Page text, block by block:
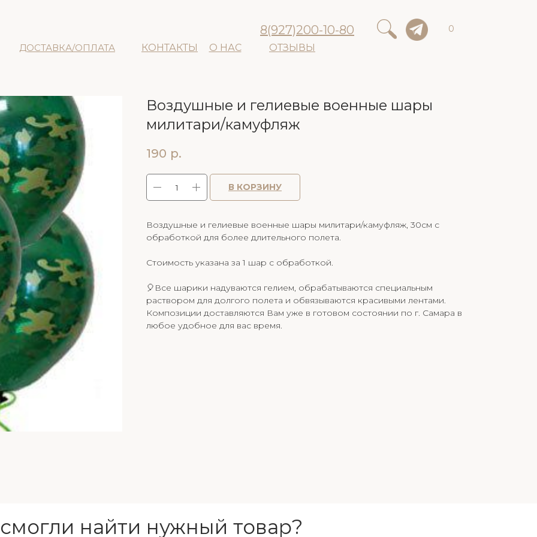
ДОСТАВКА/ОПЛАТА КОНТАКТЫ О НАС ОТЗЫВЫ
8(927)200-10-80 0
Воздушные и гелиевые военные шары
милитари/камуфляж
190 р.
В КОРЗИНУ
Воздушные и гелиевые военные шары милитари/камуфляж, 30см с
обработкой для более длительного полета.
Стоимость указана за 1 шар с обработкой.
🎈Все шарики надуваются гелием, обрабатываются специальным
раствором для долгого полета и обвязываются красивыми лентами.
Композиции доставляются Вам уже в готовом состоянии по г. Самара в
любое удобное для вас время.
найти нужный товар?